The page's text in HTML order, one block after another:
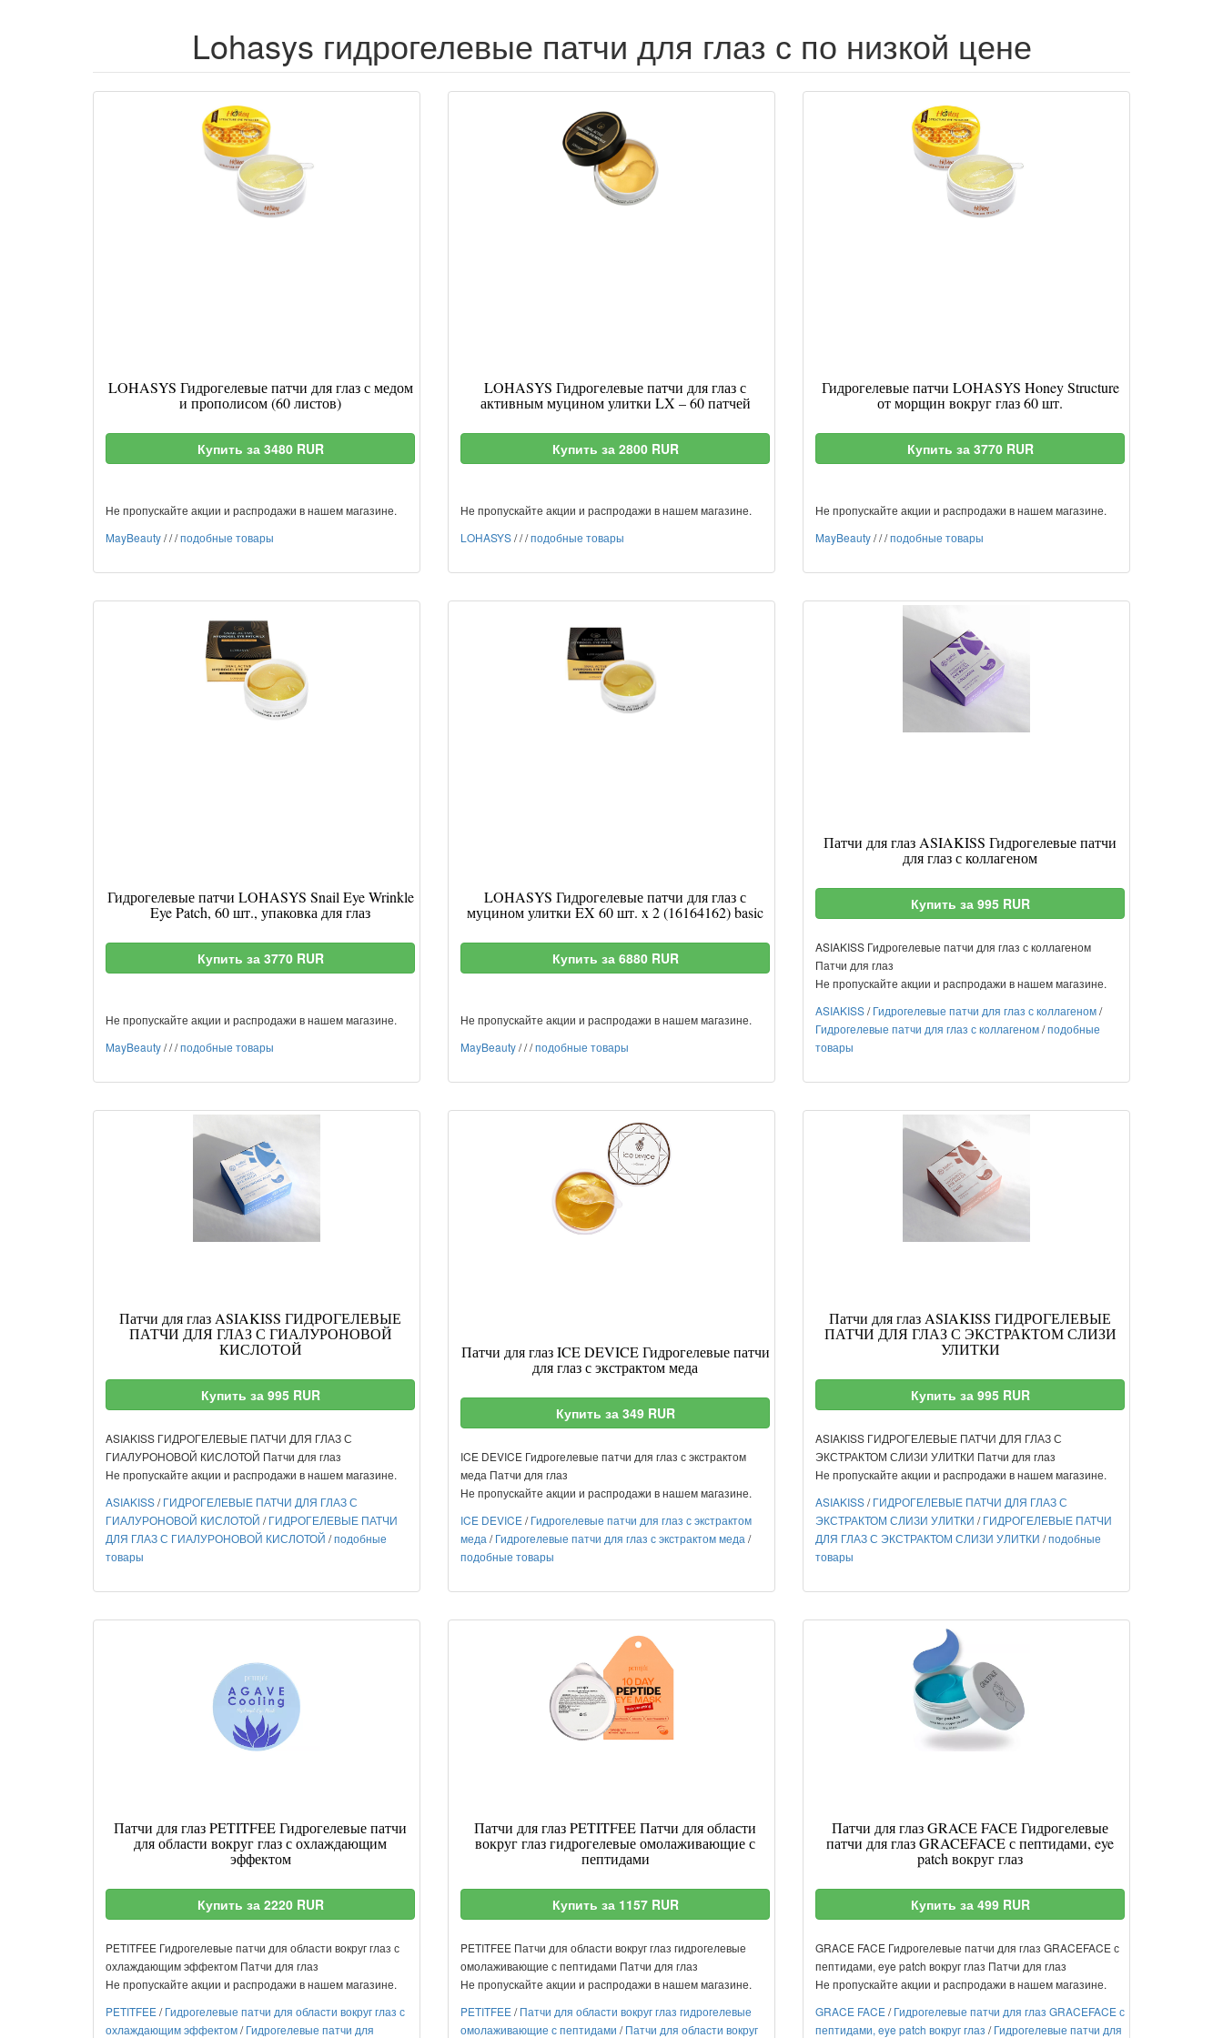
Lohasys гидрогелевые патчи для глаз с по низкой цене
LOHASYS Гидрогелевые патчи для глаз с медом
и прополисом (60 листов)
Купить за 3480 RUR
Не пропускайте акции и распродажи в нашем магазине.
MayBeauty///подобные товары
LOHASYS Гидрогелевые патчи для глаз с
активным муцином улитки LX – 60 патчей
Купить за 2800 RUR
Не пропускайте акции и распродажи в нашем магазине.
LOHASYS///подобные товары
Гидрогелевые патчи LOHASYS Honey Structure
от морщин вокруг глаз 60 шт.
Купить за 3770 RUR
Не пропускайте акции и распродажи в нашем магазине.
MayBeauty///подобные товары
Гидрогелевые патчи LOHASYS Snail Eye Wrinkle
Eye Patch, 60 шт., упаковка для глаз
Купить за 3770 RUR
Не пропускайте акции и распродажи в нашем магазине.
MayBeauty///подобные товары
LOHASYS Гидрогелевые патчи для глаз с
муцином улитки EX 60 шт. x 2 (16164162) basic
Купить за 6880 RUR
Не пропускайте акции и распродажи в нашем магазине.
MayBeauty///подобные товары
Патчи для глаз ASIAKISS Гидрогелевые патчи
для глаз с коллагеном
Купить за 995 RUR
ASIAKISS Гидрогелевые патчи для глаз с коллагеном
Патчи для глаз
Не пропускайте акции и распродажи в нашем магазине.
ASIAKISS/Гидрогелевые патчи для глаз с коллагеном/
Гидрогелевые патчи для глаз с коллагеном/подобные
товары
Патчи для глаз ASIAKISS ГИДРОГЕЛЕВЫЕ
ПАТЧИ ДЛЯ ГЛАЗ С ГИАЛУРОНОВОЙ
КИСЛОТОЙ
Купить за 995 RUR
ASIAKISS ГИДРОГЕЛЕВЫЕ ПАТЧИ ДЛЯ ГЛАЗ С
ГИАЛУРОНОВОЙ КИСЛОТОЙ Патчи для глаз
Не пропускайте акции и распродажи в нашем магазине.
ASIAKISS/ГИДРОГЕЛЕВЫЕ ПАТЧИ ДЛЯ ГЛАЗ С
ГИАЛУРОНОВОЙ КИСЛОТОЙ /ГИДРОГЕЛЕВЫЕ ПАТЧИ
ДЛЯ ГЛАЗ С ГИАЛУРОНОВОЙ КИСЛОТОЙ /подобные
товары
Патчи для глаз ICE DEVICE Гидрогелевые патчи
для глаз с экстрактом меда
Купить за 349 RUR
ICE DEVICE Гидрогелевые патчи для глаз с экстрактом
меда Патчи для глаз
Не пропускайте акции и распродажи в нашем магазине.
ICE DEVICE /Гидрогелевые патчи для глаз с экстрактом
меда /Гидрогелевые патчи для глаз с экстрактом меда /
подобные товары
Патчи для глаз ASIAKISS ГИДРОГЕЛЕВЫЕ
ПАТЧИ ДЛЯ ГЛАЗ С ЭКСТРАКТОМ СЛИЗИ
УЛИТКИ
Купить за 995 RUR
ASIAKISS ГИДРОГЕЛЕВЫЕ ПАТЧИ ДЛЯ ГЛАЗ С
ЭКСТРАКТОМ СЛИЗИ УЛИТКИ Патчи для глаз
Не пропускайте акции и распродажи в нашем магазине.
ASIAKISS/ГИДРОГЕЛЕВЫЕ ПАТЧИ ДЛЯ ГЛАЗ С
ЭКСТРАКТОМ СЛИЗИ УЛИТКИ /ГИДРОГЕЛЕВЫЕ ПАТЧИ
ДЛЯ ГЛАЗ С ЭКСТРАКТОМ СЛИЗИ УЛИТКИ /подобные
товары
Патчи для глаз PETITFEE Гидрогелевые патчи
для области вокруг глаз с охлаждающим
эффектом
Купить за 2220 RUR
PETITFEE Гидрогелевые патчи для области вокруг глаз с
охлаждающим эффектом Патчи для глаз
Не пропускайте акции и распродажи в нашем магазине.
PETITFEE /Гидрогелевые патчи для области вокруг глаз с
охлаждающим эффектом/Гидрогелевые патчи для
Патчи для глаз PETITFEE Патчи для области
вокруг глаз гидрогелевые омолаживающие с
пептидами
Купить за 1157 RUR
PETITFEE Патчи для области вокруг глаз гидрогелевые
омолаживающие с пептидами Патчи для глаз
Не пропускайте акции и распродажи в нашем магазине.
PETITFEE /Патчи для области вокруг глаз гидрогелевые
омолаживающие с пептидами /Патчи для области вокруг
Патчи для глаз GRACE FACE Гидрогелевые
патчи для глаз GRACEFACE с пептидами, eye
patch вокруг глаз
Купить за 499 RUR
GRACE FACE Гидрогелевые патчи для глаз GRACEFACE с
пептидами, eye patch вокруг глаз Патчи для глаз
Не пропускайте акции и распродажи в нашем магазине.
GRACE FACE /Гидрогелевые патчи для глаз GRACEFACE с
пептидами, eye patch вокруг глаз /Гидрогелевые патчи для